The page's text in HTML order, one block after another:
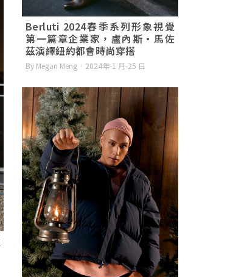
Berluti 2024春季系列形象視覺
第一篇章企業家，盧內斯·馬佐
茲演繹紐約都會時尚穿搭
By Megan Meng 2024年-1 月-25 日